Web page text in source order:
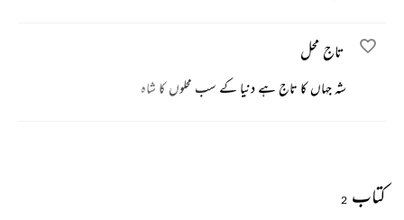
تاج محل
شہ جہاں کا تاج ہے دنیا کے سب محلوں کا شاہ
کتاب 2